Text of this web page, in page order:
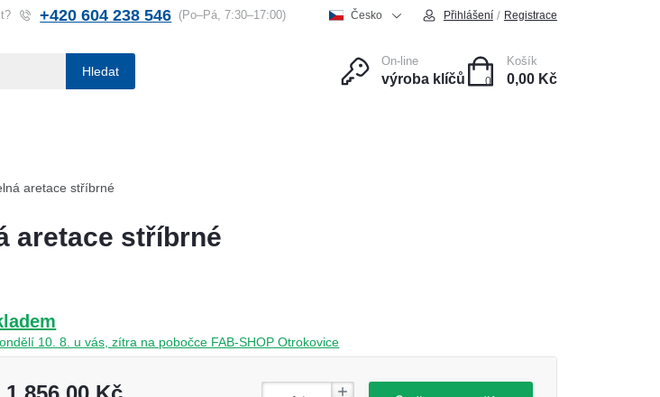
+420 604 238 546 (Po–Pá, 7:30–17:00) Česko Přihlášení / Registrace
Hledat
On-line
výroba klíčů 0
Košík
0,00 Kč
aretace stříbrné
aretace stříbrné
10. 8. u vás, zítra na pobočce FAB-SHOP Otrokovice